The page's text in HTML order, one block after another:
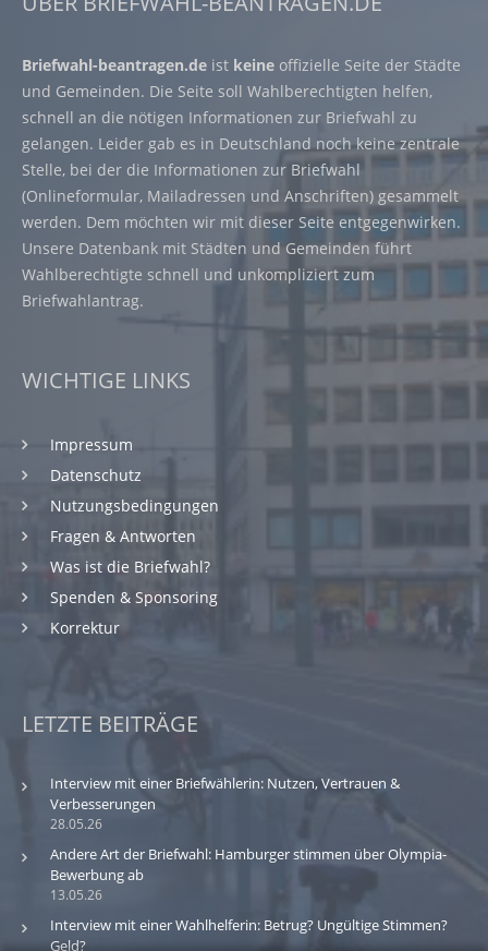
Briefwahl-beantragen.de ist keine offizielle Seite der Städte
und Gemeinden. Die Seite soll Wahlberechtigten helfen,
schnell an die nötigen Informationen zur Briefwahl zu
gelangen. Leider gab es in Deutschland noch keine zentrale
Stelle, bei der die Informationen zur Briefwahl
(Onlineformular, Mailadressen und Anschriften) gesammelt
werden. Dem möchten wir mit dieser Seite entgegenwirken.
Unsere Datenbank mit Städten und Gemeinden führt
Wahlberechtigte schnell und unkompliziert zum
Briefwahlantrag.
WICHTIGE LINKS
Impressum
Datenschutz
Nutzungsbedingungen
Fragen & Antworten
Was ist die Briefwahl?
Spenden & Sponsoring
Korrektur
LETZTE BEITRÄGE
28.05.26
Interview mit einer Briefwählerin: Nutzen, Vertrauen &
Verbesserungen
13.05.26
Andere Art der Briefwahl: Hamburger stimmen über Olympia-
Bewerbung ab
Interview mit einer Wahlhelferin: Betrug? Ungültige Stimmen?
Geld?